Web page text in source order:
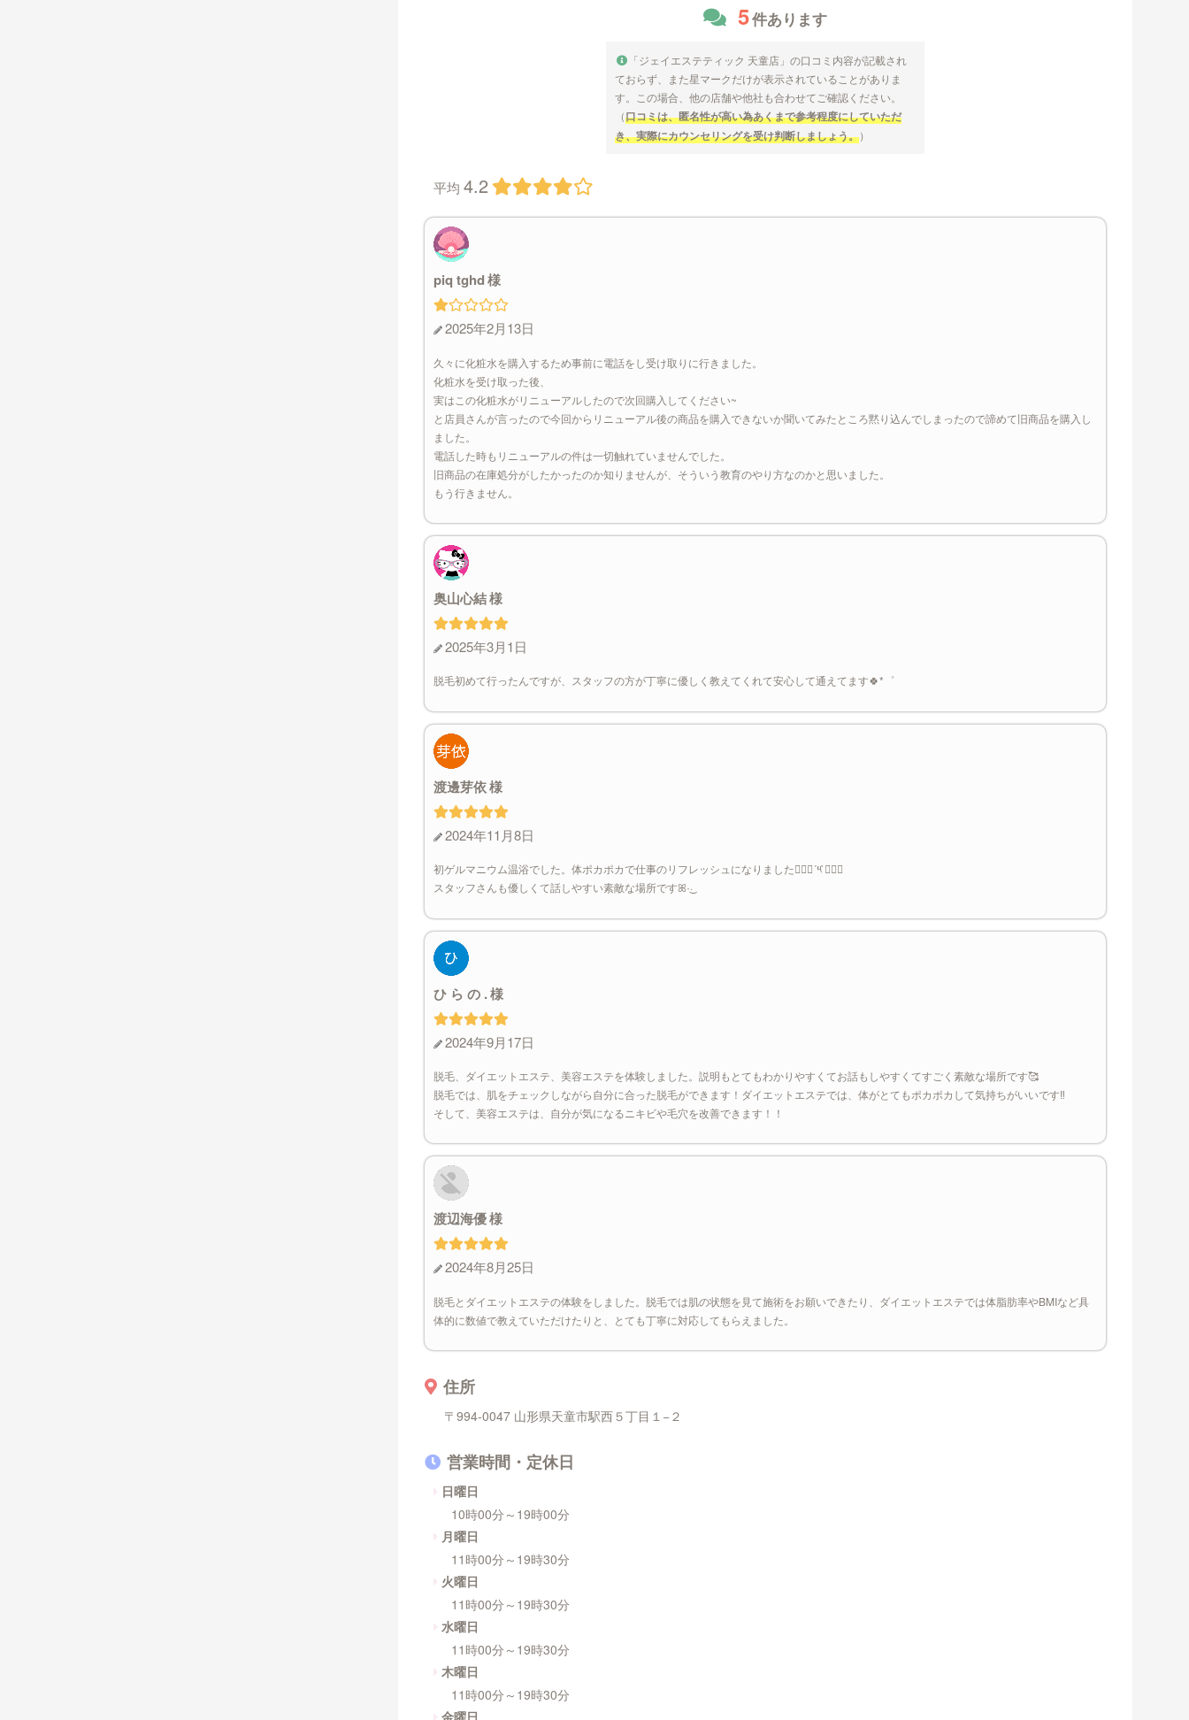
5件あります
「ジェイエステティック 天童店」の口コミ内容が記載され
ておらず、また星マークだけが表示されていることがありま
す。この場合、他の店舗や他社も合わせてご確認ください。
（口コミは、匿名性が高い為あくまで参考程度にしていただ
き、実際にカウンセリングを受け判断しましょう。）
平均 4.2
piq tghd
2025年2月13日
久々に化粧水を購入するため事前に電話をし受け取りに行きました。
化粧水を受け取った後、
実はこの化粧水がリニューアルしたので次回購入してください~
と店員さんが言ったので今回からリニューアル後の商品を購入できないか聞いてみたところ黙り込んでしまったので諦めて旧商品を購入し
ました。
電話した時もリニューアルの件は一切触れていませんでした。
旧商品の在庫処分がしたかったのか知りませんが、そういう教育のやり方なのかと思いました。
もう行きません。
奥山心結
2025年3月1日
脱毛初めて行ったんですが、スタッフの方が丁寧に優しく教えてくれて安心して通えてます🍀*゜
渡邊芽依
2024年11月8日
初ゲルマニウム温浴でした。体ポカポカで仕事のリフレッシュになりました๑⃙⃘´༥`๑⃙⃘
スタッフさんも優しくて話しやすい素敵な場所ですꕤ︎︎·͜·
ひ ら の .
2024年9月17日
脱毛、ダイエットエステ、美容エステを体験しました。説明もとてもわかりやすくてお話もしやすくてすごく素敵な場所です🥰
脱毛では、肌をチェックしながら自分に合った脱毛ができます！ダイエットエステでは、体がとてもポカポカして気持ちがいいです‼️
そして、美容エステは、自分が気になるニキビや毛穴を改善できます！！
渡辺海優
2024年8月25日
脱毛とダイエットエステの体験をしました。脱毛では肌の状態を見て施術をお願いできたり、ダイエットエステでは体脂肪率やBMIなど具
体的に数値で教えていただけたりと、とても丁寧に対応してもらえました。
住所
〒994-0047 山形県天童市駅西５丁目１−２
営業時間・定休日
日曜日
10時00分～19時00分
月曜日
11時00分～19時30分
火曜日
11時00分～19時30分
水曜日
11時00分～19時30分
木曜日
11時00分～19時30分